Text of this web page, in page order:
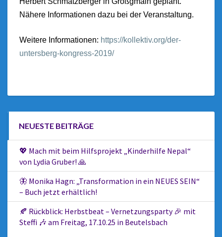
Nähere Informationen dazu bei der Veranstaltung.
Weitere Informationen: https://kollektiv.org/der-
untersberg-kongress-2019/
NEUESTE BEITRÄGE
💖 Mach mit beim Hilfsprojekt „Kinderhilfe Nepal“
von Lydia Gruber! 🙏
🦋 Monika Hagn: „Transformation in ein NEUES SEIN“
– Buch jetzt erhältlich!
🍂 Rückblick: Herbstbeat – Vernetzungsparty 🎉 mit
Steffi 🎶 am Freitag, 17.10.25 in Beutelsbach